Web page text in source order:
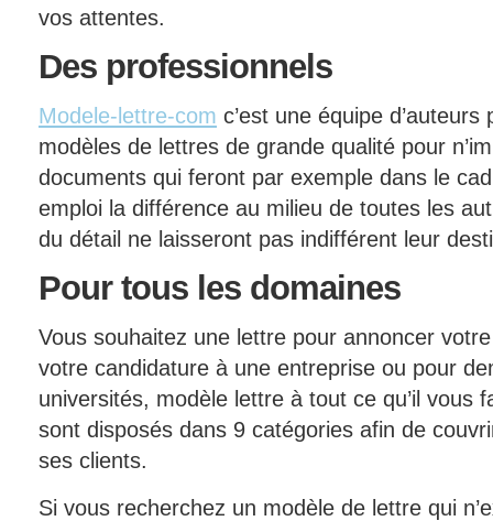
vos attentes.
Des professionnels
Modele-lettre-com c’est une équipe
modèles de lettres de grande qualité pour
documents qui feront par exemple dans le
emploi la différence au milieu de toutes les
du détail ne laisseront pas indifférent leur
Pourtous les domaines
Vous souhaitez une lettre pour annoncer
votre candidature à une entreprise ou pour
universités, modèle lettre à tout ce qu’il vous
sont disposés dans 9 catégories afin de
ses clients.
Si vous recherchez un modèle de lettre qui